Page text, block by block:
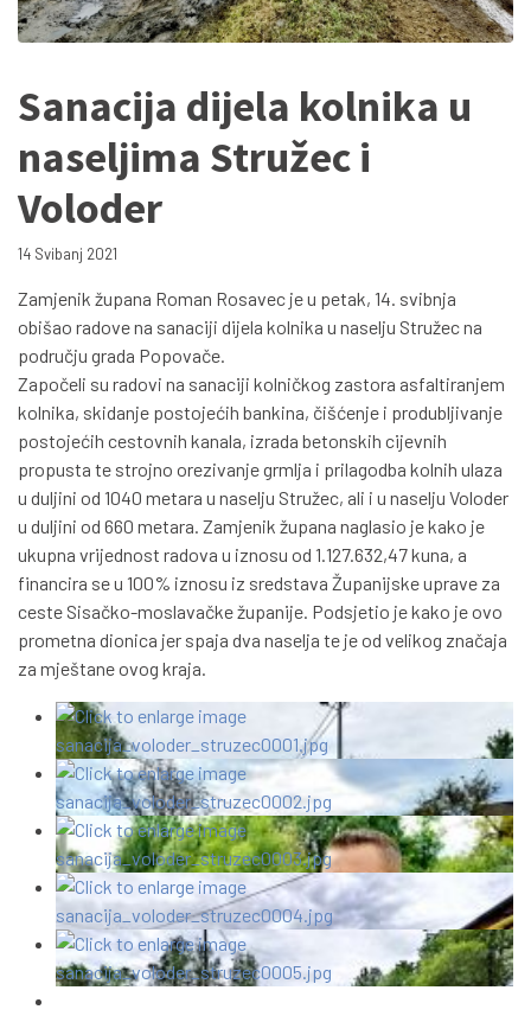
Sanacija dijela kolnika u
naseljima Stružec i
Voloder
14 Svibanj 2021
Zamjenik župana Roman Rosavec je u petak, 14. svibnja
obišao radove na sanaciji dijela kolnika u naselju Stružec na
području grada Popovače.
Započeli su radovi na sanaciji kolničkog zastora asfaltiranjem
kolnika, skidanje postojećih bankina, čišćenje i produbljivanje
postojećih cestovnih kanala, izrada betonskih cijevnih
propusta te strojno orezivanje grmlja i prilagodba kolnih ulaza
u duljini od 1040 metara u naselju Stružec, ali i u naselju Voloder
u duljini od 660 metara. Zamjenik župana naglasio je kako je
ukupna vrijednost radova u iznosu od 1.127.632,47 kuna, a
financira se u 100% iznosu iz sredstava Županijske uprave za
ceste Sisačko-moslavačke županije. Podsjetio je kako je ovo
prometna dionica jer spaja dva naselja te je od velikog značaja
za mještane ovog kraja.